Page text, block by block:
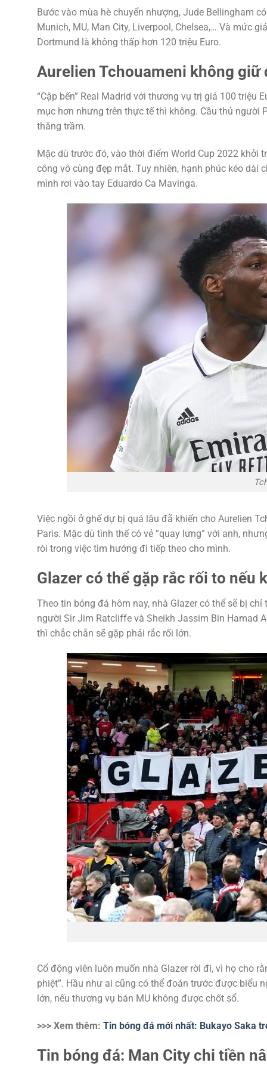
Bước vào mùa hè chuyển nhượng, Jude Bellingham
Munich, MU, Man City, Liverpool, Chelsea,… Và mức
Dortmund là không thấp hơn 120 triệu Euro.
Aurelien Tchouameni không giữ
“Cập bến” Real Madrid với thương vụ trị giá 100 triệu
mục hơn nhưng trên thực tế thì không. Cầu thủ
thăng trầm.
Mặc dù trước đó, vào thời điểm World Cup 2022 khởi
công vô cùng đẹp mắt. Tuy nhiên, hạnh phúc kéo
mình rơi vào tay Eduardo Ca Mavinga.
Việc ngồi ở ghế dự bị quá lâu đã khiến cho Aurelien
Paris. Mặc dù tình thế có vẻ “quay lưng” với anh,
ròi trong việc tìm hướng đi tiếp theo cho mình.
Glazer có thể gặp rắc rối to nếu
Theo tin bóng đá hôm nay, nhà Glazer có thể sẽ bị
người Sir Jim Ratcliffe và Sheikh Jassim Bin Hamad
thì chắc chắn sẽ gặp phải rắc rối lớn.
Cổ động viên luôn muốn nhà Glazer rời đi, vì họ cho
phiệt”. Hầu như ai cũng có thể đoán trước được biểu
lớn, nếu thương vụ bán MU không được chốt sổ.
>>> Xem thêm: Tin bóng đá mới nhất: Bukayo Saka
Tin bóng đá: Man City chi tiền